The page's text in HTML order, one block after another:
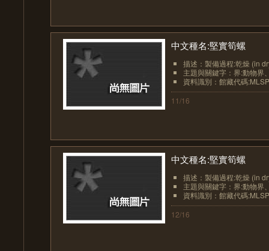
中文種名:堅實筍螺
描述：製備過程:乾燥 (in
主題與關鍵字：界:動物界
資料識別：館藏代碼
11/16
中文種名:堅實筍螺
描述：製備過程:乾燥 (in
主題與關鍵字：界:動物界
資料識別：館藏代碼
12/16